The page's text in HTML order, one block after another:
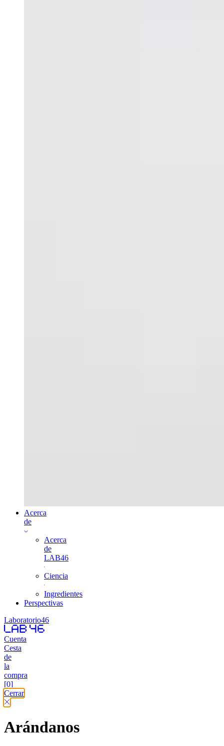
Acerca
de
Acerca
de
LAB46
Ciencia
Ingredientes
Perspectivas
Laboratorio46
Cuenta
Cesta
de
la
compra
[0]
Cerrar
Arándanos